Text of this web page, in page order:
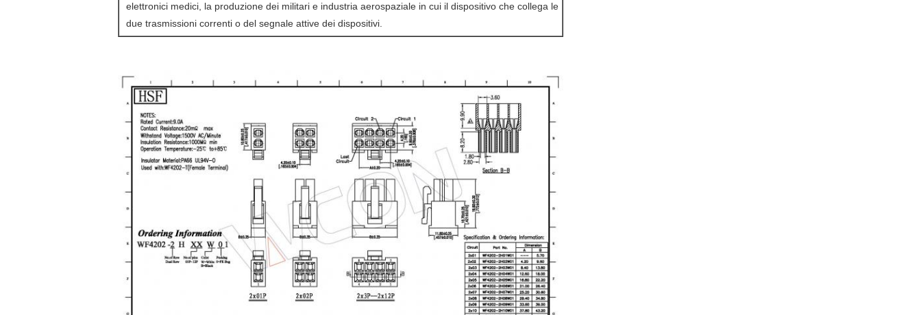
elettronici medici, la produzione dei militari e industria aerospaziale in cui il dispositivo che collega le
due trasmissioni correnti o del segnale attive dei dispositivi.